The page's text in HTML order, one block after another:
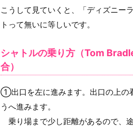
こうして見ていくと、「ディズニー
トって無いに等しいです。
シャトルの乗り方（Tom
合）
①出口を左に進みます。出口の上の
うへ進みます。
乗り場まで少し距離があるので、